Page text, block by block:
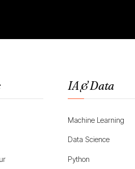
IA & Data
Machine Learning
Data Science
Python